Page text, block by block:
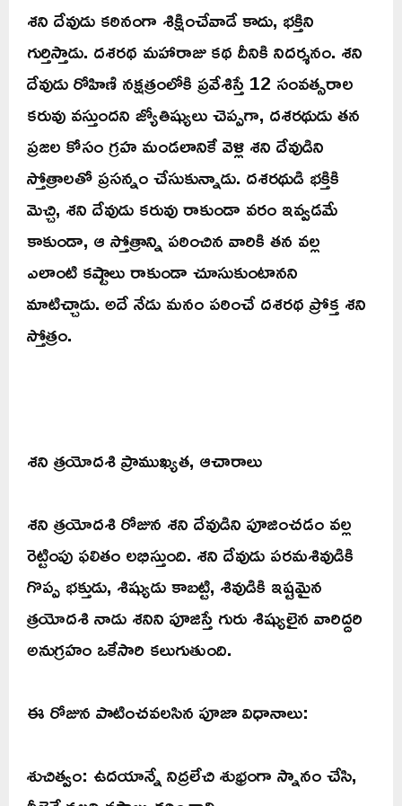
శని దేవుడు కఠినంగా శిక్షించేవాడే కాదు, భక్తిని
గుర్తిస్తాడు. దశరథ మహారాజు కథ దీనికి నిదర్శనం. శని
దేవుడు రోహిణి నక్షత్రంలోకి ప్రవేశిస్తే 12 సంవత్సరాల
కరువు వస్తుందని జ్యోతిష్యులు చెప్పగా, దశరథుడు తన
ప్రజల కోసం గ్రహ మండలానికే వెళ్లి శని దేవుడిని
స్తోత్రాలతో ప్రసన్నం చేసుకున్నాడు. దశరథుడి భక్తికి
మెచ్చి, శని దేవుడు కరువు రాకుండా వరం ఇవ్వడమే
కాకుండా, ఆ స్తోత్రాన్ని పఠించిన వారికి తన వల్ల
ఎలాంటి కష్టాలు రాకుండా చూసుకుంటానని
మాటిచ్చాడు. అదే నేడు మనం పఠించే దశరథ ప్రోక్త శని
స్తోత్రం.
శని త్రయోదశి ప్రాముఖ్యత, ఆచారాలు
శని త్రయోదశి రోజున శని దేవుడిని పూజించడం వల్ల
రెట్టింపు ఫలితం లభిస్తుంది. శని దేవుడు పరమశివుడికి
గొప్ప భక్తుడు, శిష్యుడు కాబట్టి, శివుడికి ఇష్టమైన
త్రయోదశి నాడు శనిని పూజిస్తే గురు శిష్యులైన వారిద్దరి
అనుగ్రహం ఒకేసారి కలుగుతుంది.
ఈ రోజున పాటించవలసిన పూజా విధానాలు:
శుచిత్వం: ఉదయాన్నే నిద్రలేచి శుభ్రంగా స్నానం చేసి,